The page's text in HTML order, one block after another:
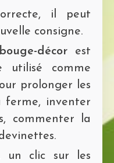
il peut
consigne.
bouge-décorest
utilisé comme
prolonger les
ferme, inventer
commenter la
un clic sur les